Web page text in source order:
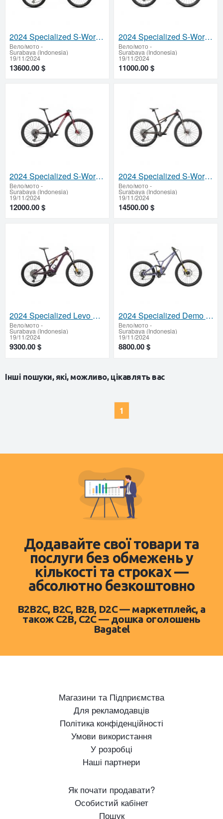
2024 Specialized S-Works Turbo Levo SL Carbon Electric Mountain Bike (ZONACYCLES)
Вело/мото -
Surabaya (Indonesia)
19/11/2024
13600.00 $
2024 Specialized S-Works Epic LTD Mountain Bike (ZONACYCLES)
Вело/мото -
Surabaya (Indonesia)
19/11/2024
11000.00 $
2024 Specialized S-Works Epic World Cup Mountain Bike (ZONACYCLES)
Вело/мото -
Surabaya (Indonesia)
19/11/2024
12000.00 $
2024 Specialized S-Works Epic 8 Mountain Bike (ZONACYCLES)
Вело/мото -
Surabaya (Indonesia)
19/11/2024
14500.00 $
2024 Specialized Levo Alloy Öhlins Coil LTD Electric Mountain Bike (ZONACYCLES)
Вело/мото -
Surabaya (Indonesia)
19/11/2024
9300.00 $
2024 Specialized Demo Race Mountain Bike (ZONACYCLES)
Вело/мото -
Surabaya (Indonesia)
19/11/2024
8800.00 $
Інші пошуки, які, можливо, цікавлять вас
1
Додавайте свої товари та
послуги без обмежень у
кількості та строках —
абсолютно безкоштовно
B2B2C, B2C, B2B, D2C — маркетплейс, а
також C2B, C2C — дошка оголошень
Bagatel
Магазини та Підприємства
Для рекламодавців
Політика конфіденційності
Умови використання
У розробці
Наші партнери
Як почати продавати?
Особистий кабінет
Пошук